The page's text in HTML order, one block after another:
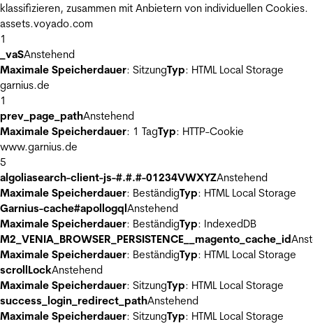
klassifizieren, zusammen mit Anbietern von individuellen Cookies.
assets.voyado.com
1
_vaSAnstehend
Maximale Speicherdauer: SitzungTyp: HTML Local Storage
garnius.de
1
prev_page_pathAnstehend
Maximale Speicherdauer: 1 TagTyp: HTTP-Cookie
www.garnius.de
5
algoliasearch-client-js-#.#.#-01234VWXYZAnstehend
Maximale Speicherdauer: BeständigTyp: HTML Local Storage
Garnius-cache#apollogqlAnstehend
Maximale Speicherdauer: BeständigTyp: IndexedDB
M2_VENIA_BROWSER_PERSISTENCE__magento_cache_id
Maximale Speicherdauer: BeständigTyp: HTML Local Storage
scrollLockAnstehend
Maximale Speicherdauer: SitzungTyp: HTML Local Storage
success_login_redirect_pathAnstehend
Maximale Speicherdauer: SitzungTyp: HTML Local Storage